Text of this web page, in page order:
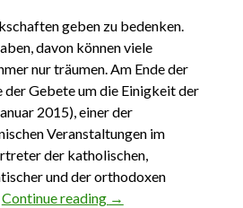
geben zu bedenken.
davon können viele
nur träumen. Am Ende der
der Gebete um die Einigkeit der
2015), einer der
Veranstaltungen im
der katholischen,
und der orthodoxen
Continue reading Handel am Sonntag
→